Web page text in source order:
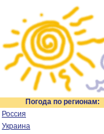
Погода по регионам:
Россия
Украина